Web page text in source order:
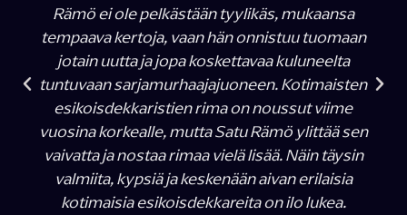
Rämö ei ole pelkästään tyylikäs, mukaansa
tempaava kertoja, vaan hän onnistuu tuomaan
jotain uutta ja jopa koskettavaa kuluneelta
tuntuvaan sarjamurhaajajuoneen. Kotimaisten
esikoisdekkaristien rima on noussut viime
vuosina korkealle, mutta Satu Rämö ylittää sen
vaivatta ja nostaa rimaa vielä lisää. Näin täysin
valmiita, kypsiä ja keskenään aivan erilaisia
kotimaisia esikoisdekkareita on ilo lukea.